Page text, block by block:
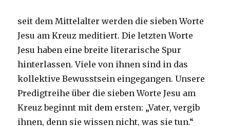
seit dem Mittelalter werden die sieben Worte
Jesu am Kreuz meditiert. Die letzten Worte
Jesu haben eine breite literarische Spur
hinterlassen. Viele von ihnen sind in das
kollektive Bewusstsein eingegangen. Unsere
Predigtreihe über die sieben Worte Jesu am
Kreuz beginnt mit dem ersten: „Vater, vergib
ihnen, denn sie wissen nicht, was sie tun.“